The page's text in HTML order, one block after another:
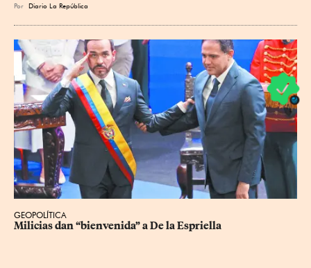
Por Diario La República
GEOPOLÍTICA
Milicias dan “bienvenida” a De la Espriella